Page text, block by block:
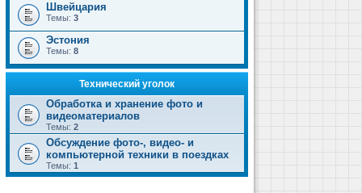
Швейцария
Темы: 3
Эстония
Темы: 8
Технический уголок
Обработка и хранение фото и
видеоматериалов
Темы: 2
Обсуждение фото-, видео- и
компьютерной техники в поездках
Темы: 1